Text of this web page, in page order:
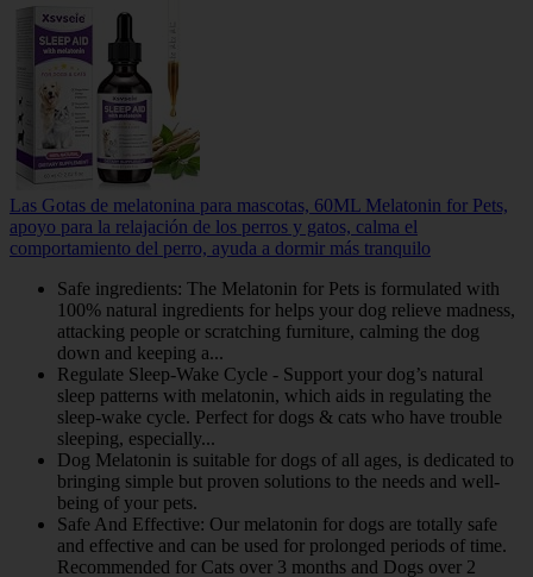
Las Gotas de melatonina para mascotas, 60ML Melatonin for Pets,
apoyo para la relajación de los perros y gatos, calma el
comportamiento del perro, ayuda a dormir más tranquilo
Safe ingredients: The Melatonin for Pets is formulated with
100% natural ingredients for helps your dog relieve madness,
attacking people or scratching furniture, calming the dog
down and keeping a...
Regulate Sleep-Wake Cycle - Support your dog’s natural
sleep patterns with melatonin, which aids in regulating the
sleep-wake cycle. Perfect for dogs & cats who have trouble
sleeping, especially...
Dog Melatonin is suitable for dogs of all ages, is dedicated to
bringing simple but proven solutions to the needs and well-
being of your pets.
Safe And Effective: Our melatonin for dogs are totally safe
and effective and can be used for prolonged periods of time.
Recommended for Cats over 3 months and Dogs over 2